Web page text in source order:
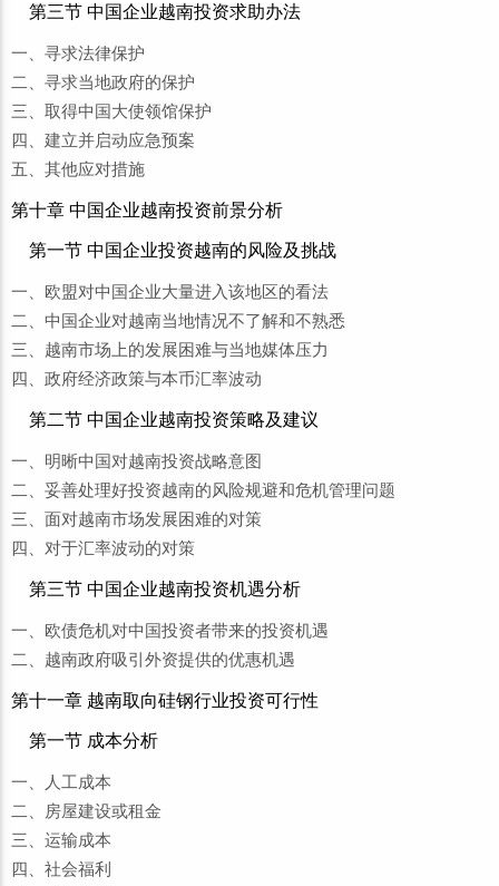
第三节 中国企业越南投资求助办法
一、寻求法律保护
二、寻求当地政府的保护
三、取得中国大使领馆保护
四、建立并启动应急预案
五、其他应对措施
第十章 中国企业越南投资前景分析
第一节 中国企业投资越南的风险及挑战
一、欧盟对中国企业大量进入该地区的看法
二、中国企业对越南当地情况不了解和不熟悉
三、越南市场上的发展困难与当地媒体压力
四、政府经济政策与本币汇率波动
第二节 中国企业越南投资策略及建议
一、明晰中国对越南投资战略意图
二、妥善处理好投资越南的风险规避和危机管理问题
三、面对越南市场发展困难的对策
四、对于汇率波动的对策
第三节 中国企业越南投资机遇分析
一、欧债危机对中国投资者带来的投资机遇
二、越南政府吸引外资提供的优惠机遇
第十一章 越南取向硅钢行业投资可行性
第一节 成本分析
一、人工成本
二、房屋建设或租金
三、运输成本
四、社会福利